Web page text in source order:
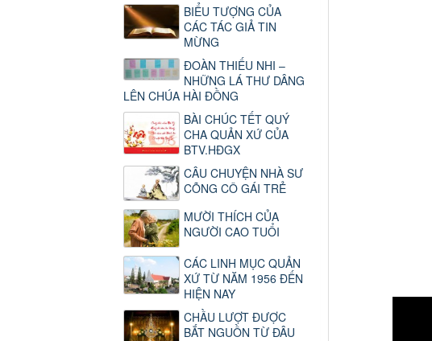
BIỂU TƯỢNG CỦA
CÁC TÁC GIẢ TIN
MỪNG
ĐOÀN THIẾU NHI –
NHỮNG LÁ THƯ DÂNG
LÊN CHÚA HÀI ĐỒNG
BÀI CHÚC TẾT QUÝ
CHA QUẢN XỨ CỦA
BTV.HĐGX
CÂU CHUYỆN NHÀ SƯ
CÕNG CÔ GÁI TRẺ
MƯỜI THÍCH CỦA
NGƯỜI CAO TUỔI
CÁC LINH MỤC QUẢN
XỨ TỪ NĂM 1956 ĐẾN
HIỆN NAY
CHẦU LƯỢT ĐƯỢC
BẮT NGUỒN TỪ ĐÂU